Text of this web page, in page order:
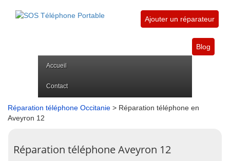
Ajouter un réparateur
Blog
Accueil
Contact
Réparation téléphone Occitanie > Réparation téléphone en
Aveyron 12
Réparation téléphone Aveyron 12